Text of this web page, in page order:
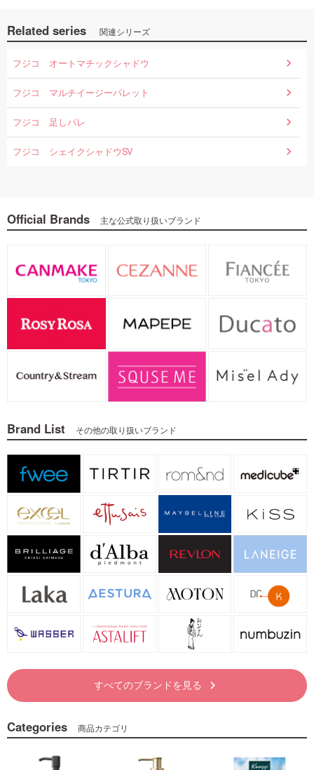
メ...
2,750
Related series 関連シリーズ
フジコ オートマチックシャドウ
フジコ マルチイージーパレット
フジコ 足しパレ
フジコ シェイクシャドウSV
Official Brands 主な公式取り扱いブランド
Brand List その他の取り扱いブランド
すべてのブランドを見る keyboard_arrow_right
Categories 商品カテゴリ